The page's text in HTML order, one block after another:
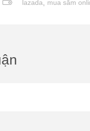
lazada, mua sắm